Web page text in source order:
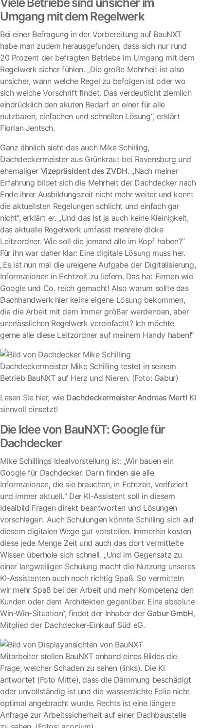
Umgang mit dem Regelwerk
Bei einer Befragung in der Vorbereitung auf BauNXT
habe man zudem herausgefunden, dass sich nur rund
20 Prozent der befragten Betriebe im Umgang mit dem
Regelwerk sicher fühlen. „Die große Mehrheit ist also
unsicher, wann welche Regel zu befolgen ist oder wo
sich welche Vorschrift findet. Das verdeutlicht ziemlich
eindrücklich den akuten Bedarf an einer für alle
nutzbaren, einfachen und schnellen Lösung“, erklärt
Florian Jentsch.
Ganz ähnlich sieht das auch Mike Schilling,
Dachdeckermeister aus Grünkraut bei Ravensburg und
ehemaliger Vizepräsident des ZVDH. „Nach meiner
Erfahrung bildet sich die Mehrheit der Dachdecker nach
Ende ihrer Ausbildungszeit nicht mehr weiter und kennt
die aktuellsten Regelungen schlicht und einfach gar
nicht“, erklärt er. „Und das ist ja auch keine Kleinigkeit,
das aktuelle Regelwerk umfasst mehrere dicke
Leitzordner. Wie soll die jemand alle im Kopf haben?“
Für ihn war daher klar: Eine digitale Lösung muss her.
„Es ist nun mal die ureigene Aufgabe der Digitalisierung,
Informationen in Echtzeit zu liefern. Das hat Firmen wie
Google und Co. reich gemacht! Also warum sollte das
Dachhandwerk hier keine eigene Lösung bekommen,
die die Arbeit mit dem immer größer werdenden, aber
unerlässlichen Regelwerk vereinfacht? Ich möchte
gerne alle diese Leitzordner auf meinem Handy haben!“
Dachdeckermeister Mike Schilling testet in seinem
Betrieb BauNXT auf Herz und Nieren. (Foto: Gabur)
Lesen Sie hier, wie Dachdeckermeister Andreas Mertl KI
sinnvoll einsetzt!
Die Idee von BauNXT: Google für
Dachdecker
Mike Schillings Idealvorstellung ist: „Wir bauen ein
Google für Dachdecker. Darin finden sie alle
Informationen, die sie brauchen, in Echtzeit, verifiziert
und immer aktuell.“ Der KI-Assistent soll in diesem
Idealbild Fragen direkt beantworten und Lösungen
vorschlagen. Auch Schulungen könnte Schilling sich auf
diesem digitalen Wege gut vorstellen. Immerhin kosten
diese jede Menge Zeit und auch das dort vermittelte
Wissen überhole sich schnell. „Und im Gegensatz zu
einer langweiligen Schulung macht die Nutzung unseres
KI-Assistenten auch noch richtig Spaß. So vermitteln
wir mehr Spaß bei der Arbeit und mehr Kompetenz den
Kunden oder dem Architekten gegenüber. Eine absolute
Win-Win-Situation“, findet der Inhaber der Gabur GmbH,
Mitglied der Dachdecker-Einkauf Süd eG.
Mitarbeiter stellen BauNXT anhand eines Bildes die
Frage, welcher Schaden zu sehen (links). Die KI
antwortet (Foto Mitte), dass die Dämmung beschädigt
oder unvollständig ist und die wasserdichte Folie nicht
optimal angebracht wurde. Rechts ist eine längere
Anfrage zur Arbeitssicherheit auf einer Dachbaustelle